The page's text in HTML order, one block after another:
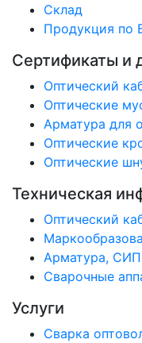
Склад
Продукция по
Сертификаты и
Оптический
Оптические
Арматура для
Оптические
Оптические
Техническая
Оптический
Арматура, СИП
Сварочные
Услуги
Сварка